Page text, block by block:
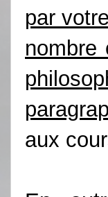
par
nombre
aux